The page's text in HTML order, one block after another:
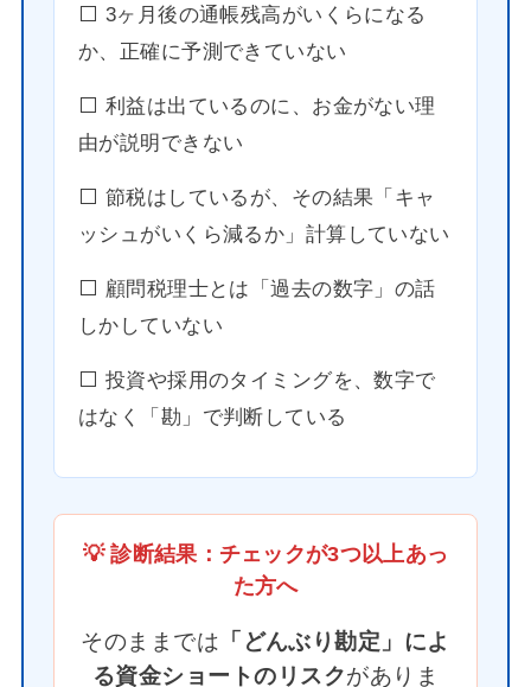
⬜️ 3ヶ月後の通帳残高がいくらになる
か、正確に予測できていない
⬜️ 利益は出ているのに、お金がない理
由が説明できない
⬜️ 節税はしているが、その結果「キャ
ッシュがいくら減るか」計算していない
⬜️ 顧問税理士とは「過去の数字」の話
しかしていない
⬜️ 投資や採用のタイミングを、数字で
はなく「勘」で判断している
💡 診断結果：チェックが3つ以上あっ
た方へ
そのままでは 「どんぶり勘定」によ
る資金ショートのリスクがありま